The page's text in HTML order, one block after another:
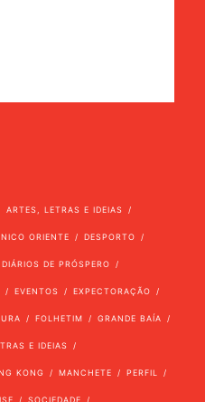
ARTES, LETRAS E IDEIAS
ORIENTE DESPORTO
DIÁRIOS DE PRÓSPERO
EVENTOS EXPECTORAÇÃO
FOLHETIM GRANDE BAÍA
E IDEIAS
KONG MANCHETE PERFIL
SOCIEDADE